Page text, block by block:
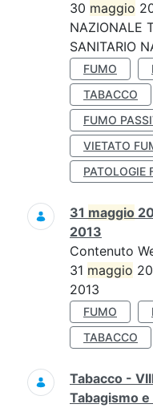
30 maggio
NAZIONALE
SANITARIO
FUMO
TABACCO
FUMO
VIETATO
PATOLOGIE
31 maggio
2013
Contenuto
31 maggio
2013
FUMO
TABACCO
Tabacco -
Tabagismo